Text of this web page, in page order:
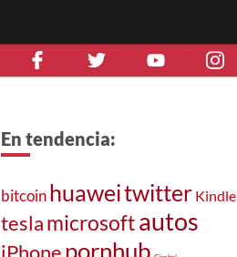
En tendencia:
bitcoinhuaweitwitter Kindle
teslamicrosoftautos
iPhonepornhub